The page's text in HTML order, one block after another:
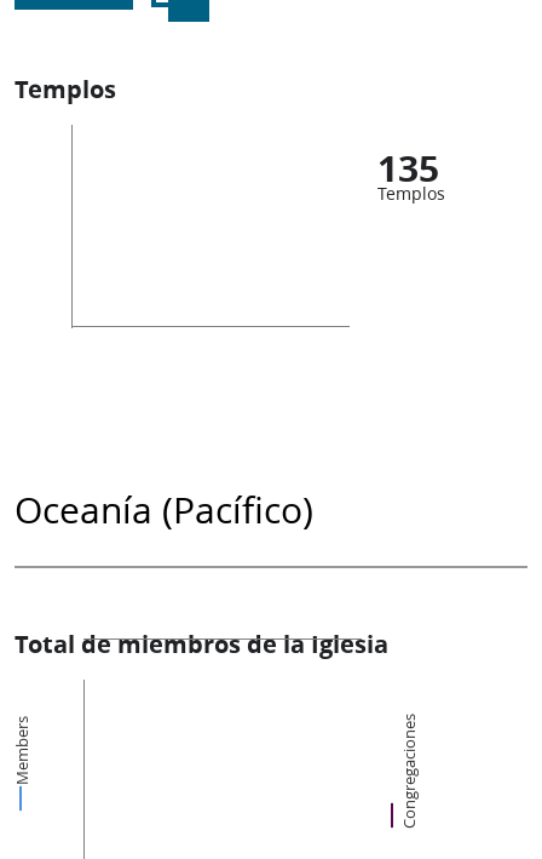
Templos
135
Templos
Oceanía (Pacífico)
Total de miembros de la Iglesia
Members Congregaciones